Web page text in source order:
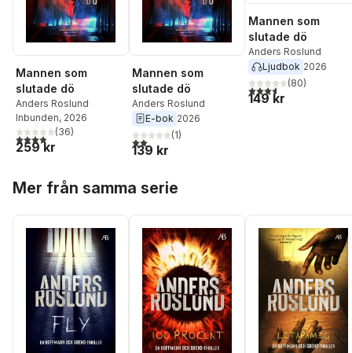
Mannen som
slutade dö
Anders Roslund
Inbunden, 2026
3,9utav 5 stjärnor. Totalt antal röster:
(36)
259 kr
Mannen som
slutade dö
Anders Roslund
E-bok 2026
2,0utav 5 stjärnor. Totalt antal röster:
(1)
139 kr
Mannen som
slutade dö
Anders Roslund
Ljudbok 2026
3,6utav 5 stjärnor.
(80)
149 kr
Mer från samma serie